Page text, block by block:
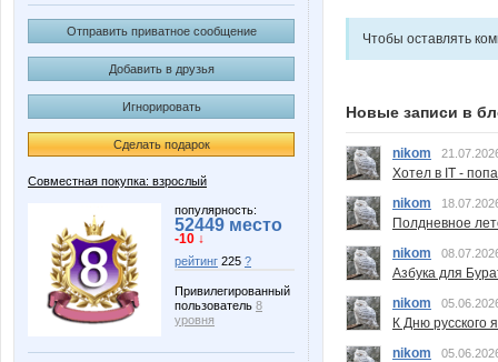
Отправить приватное сообщение
Добавить в друзья
Игнорировать
Сделать подарок
Совместная покупка: взрослый
популярность:
52449 место
-10 ↓
рейтинг 225 ?
Привилегированный
пользователь 8
уровня
Чтобы оставлять
Новые записи в
nikom
Хотел в IT -
nikom
Полдневное
nikom
Азбука для
nikom
К Дню русского
nikom